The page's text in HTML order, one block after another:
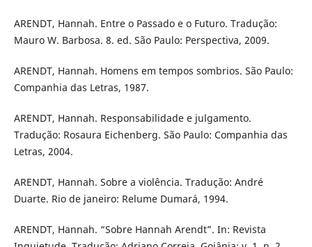
ARENDT, Hannah. Entre o Passado e o Futuro. Tradução:
Mauro W. Barbosa. 8. ed. São Paulo: Perspectiva, 2009.
ARENDT, Hannah. Homens em tempos sombrios. São Paulo:
Companhia das Letras, 1987.
ARENDT, Hannah. Responsabilidade e julgamento.
Tradução: Rosaura Eichenberg. São Paulo: Companhia das
Letras, 2004.
ARENDT, Hannah. Sobre a violência. Tradução: André
Duarte. Rio de janeiro: Relume Dumará, 1994.
ARENDT, Hannah. “Sobre Hannah Arendt”. In: Revista